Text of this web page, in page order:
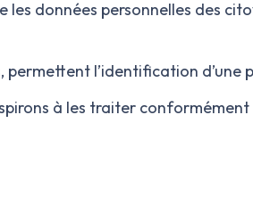
données personnelles des
permettent l’identification d’une
à les traiter